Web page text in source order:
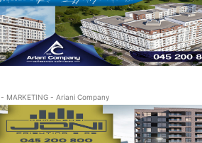
- MARKETING - Ariani Company